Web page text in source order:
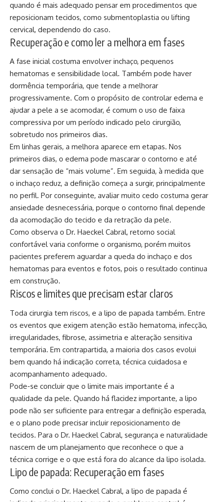
quando é mais adequado pensar em procedimentos que
reposicionam tecidos, como submentoplastia ou lifting
cervical, dependendo do caso.
Recuperação e como ler a melhora em fases
A fase inicial costuma envolver inchaço, pequenos
hematomas e sensibilidade local. Também pode haver
dormência temporária, que tende a melhorar
progressivamente. Com o propósito de controlar edema e
ajudar a pele a se acomodar, é comum o uso de faixa
compressiva por um período indicado pelo cirurgião,
sobretudo nos primeiros dias.
Em linhas gerais, a melhora aparece em etapas. Nos
primeiros dias, o edema pode mascarar o contorno e até
dar sensação de “mais volume”. Em seguida, à medida que
o inchaço reduz, a definição começa a surgir, principalmente
no perfil. Por conseguinte, avaliar muito cedo costuma gerar
ansiedade desnecessária, porque o contorno final depende
da acomodação do tecido e da retração da pele.
Como observa o Dr. Haeckel Cabral, retorno social
confortável varia conforme o organismo, porém muitos
pacientes preferem aguardar a queda do inchaço e dos
hematomas para eventos e fotos, pois o resultado continua
em construção.
Riscos e limites que precisam estar claros
Toda cirurgia tem riscos, e a lipo de papada também. Entre
os eventos que exigem atenção estão hematoma, infecção,
irregularidades, fibrose, assimetria e alteração sensitiva
temporária. Em contrapartida, a maioria dos casos evolui
bem quando há indicação correta, técnica cuidadosa e
acompanhamento adequado.
Pode-se concluir que o limite mais importante é a
qualidade da pele. Quando há flacidez importante, a lipo
pode não ser suficiente para entregar a definição esperada,
e o plano pode precisar incluir reposicionamento de
tecidos. Para o Dr. Haeckel Cabral, segurança e naturalidade
nascem de um planejamento que reconhece o que a
técnica corrige e o que está fora do alcance da lipo isolada.
Lipo de papada: Recuperação em fases
Como conclui o Dr. Haeckel Cabral, a lipo de papada é